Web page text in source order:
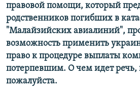
правовой помощи, который
родственников погибших в
"Малайзийских авиалиний",
возможность применить
право к процедуре выплаты
потерпевшим. О чем идет речь,
пожалуйста.